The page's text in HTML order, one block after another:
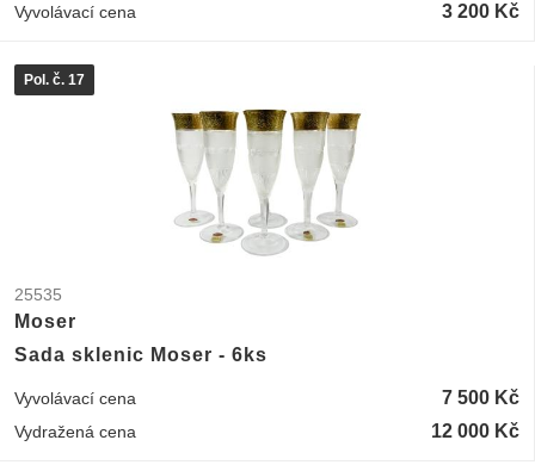
Vyvolávací cena 3 200 Kč
Pol. č. 17
25535
Moser
Sada sklenic Moser - 6ks
Vyvolávací cena 7 500 Kč
Vydražená cena 12 000 Kč